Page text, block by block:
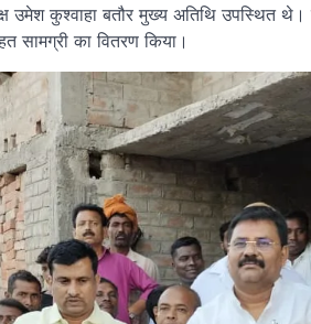
कुश्वाहा बतौर मुख्य अतिथि उपस्थित थे।
सामग्री का वितरण किया।